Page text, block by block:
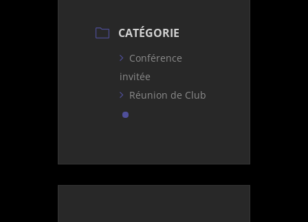
CATÉGORIE
Conférence
invitée
Réunion de Club